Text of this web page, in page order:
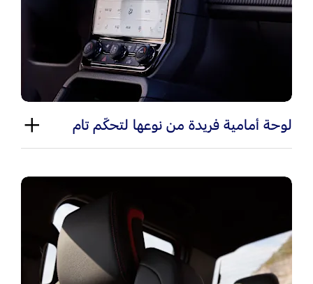
لوحة أمامية فريدة من نوعها لتحكّم تام